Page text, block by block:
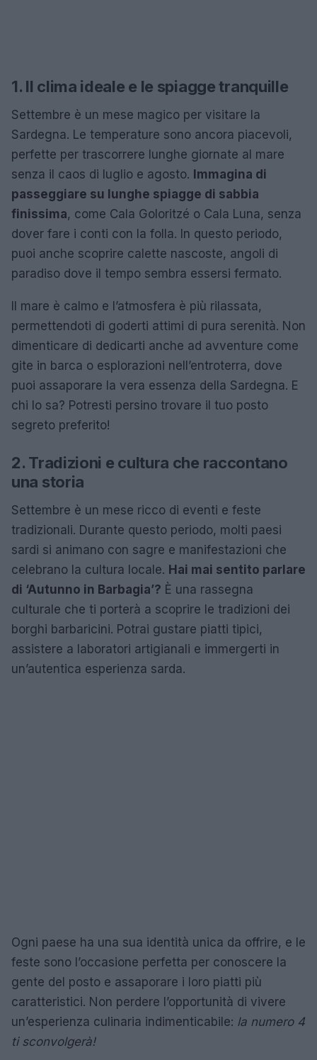
1. Il clima ideale e le spiagge tranquille
Settembre è un mese magico per visitare la
Sardegna. Le temperature sono ancora piacevoli,
perfette per trascorrere lunghe giornate al mare
senza il caos di luglio e agosto. Immagina di
passeggiare su lunghe spiagge di sabbia
finissima, come Cala Goloritzé o Cala Luna, senza
dover fare i conti con la folla. In questo periodo,
puoi anche scoprire calette nascoste, angoli di
paradiso dove il tempo sembra essersi fermato.
Il mare è calmo e l’atmosfera è più rilassata,
permettendoti di goderti attimi di pura serenità. Non
dimenticare di dedicarti anche ad avventure come
gite in barca o esplorazioni nell’entroterra, dove
puoi assaporare la vera essenza della Sardegna. E
chi lo sa? Potresti persino trovare il tuo posto
segreto preferito!
2. Tradizioni e cultura che raccontano
una storia
Settembre è un mese ricco di eventi e feste
tradizionali. Durante questo periodo, molti paesi
sardi si animano con sagre e manifestazioni che
celebrano la cultura locale. Hai mai sentito parlare
di ‘Autunno in Barbagia’? È una rassegna
culturale che ti porterà a scoprire le tradizioni dei
borghi barbaricini. Potrai gustare piatti tipici,
assistere a laboratori artigianali e immergerti in
un’autentica esperienza sarda.
Ogni paese ha una sua identità unica da offrire, e le
feste sono l’occasione perfetta per conoscere la
gente del posto e assaporare i loro piatti più
caratteristici. Non perdere l’opportunità di vivere
un’esperienza culinaria indimenticabile: la numero 4
ti sconvolgerà!